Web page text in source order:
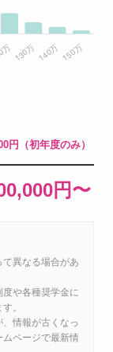
円（初年度のみ）
円〜
異なる場合があ
や各種奨学金に
。
情報が古くなっ
ページで最新情